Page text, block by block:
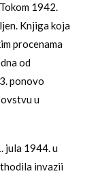
1942.
Knjiga koja
procenama
od
ponovo
u
jula 1944. u
invazii